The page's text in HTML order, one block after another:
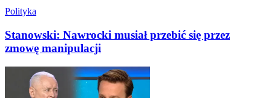
Polityka
Stanowski: Nawrocki musiał przebić się przez
zmowę manipulacji